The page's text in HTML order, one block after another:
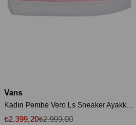
Vans
Kadın Pembe Vero Ls Sneaker Ayakkabı Vn000y7fd3x1
₺2.399,20₺2.999,00